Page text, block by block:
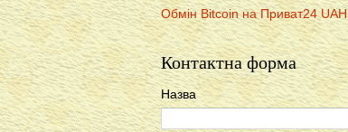
Обмін Bitcoin на Приват24 UAH
Контактна форма
Назва